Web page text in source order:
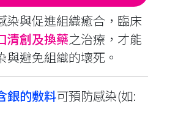
染與促進組織癒合，臨床
清創及換藥之治療，才能
與避免組織的壞死。
銀的敷料可預防感染(如: